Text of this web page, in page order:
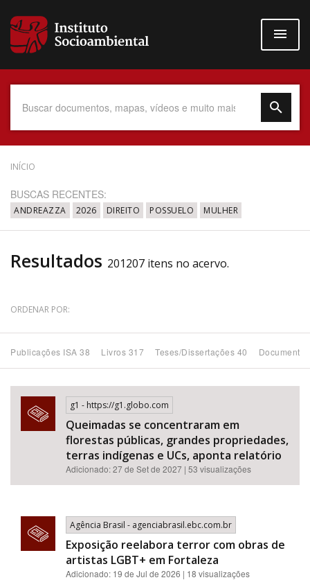
para
conteúdo
Data do Documento
Até
Povo Indígena
Subtema
Área de Levantamento
Área Protegida
BUSCAR
INÍCIO
BUSCAS RECENTES:
ANDREAZZA 2026 DIREITO POSSUELO MULHER
Resultados 201207 itens no acervo.
ORDENAR POR:
Publicações ISA 38 Livros 317 Teses/Dissertações 40
g1 - https://g1.globo.com
Queimadas se concentraram em
florestas públicas, grandes propriedades,
terras indígenas e UCs, aponta relatório
Adicionado: 27 de Set de 2027 | 53 visualizações
Agência Brasil - agenciabrasil.ebc.com.br
Exposição reelabora terror com obras de
artistas LGBT+ em Fortaleza
Adicionado: 19 de Jul de 2026 | 18 visualizações